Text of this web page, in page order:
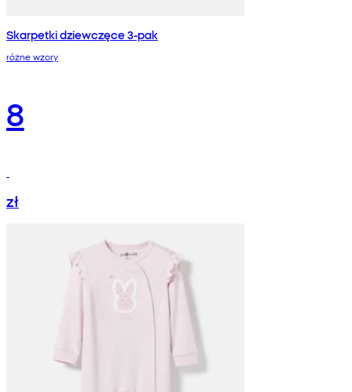
Skarpetki dziewczęce 3-pak
różne wzory
8
zł